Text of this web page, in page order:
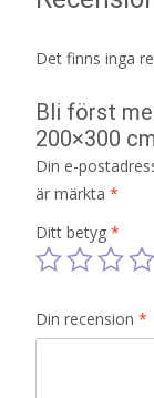
Det finns inga
Bli först
200×300
Din e-
är märkta *
Ditt betyg *
Din recension *